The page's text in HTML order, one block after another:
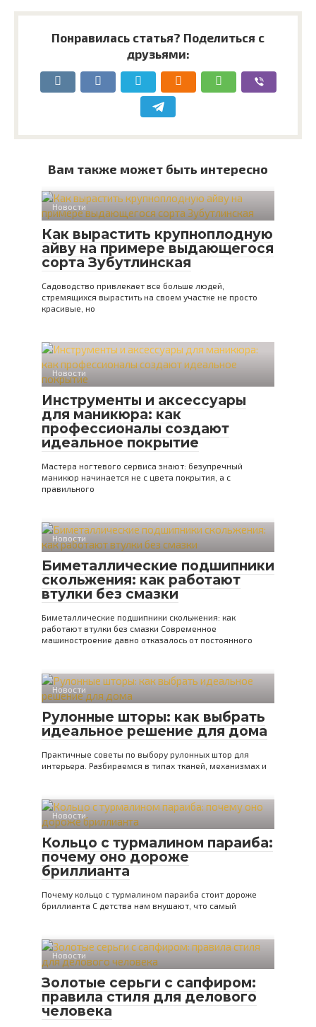
Понравилась статья? Поделиться с
друзьями:
Вам также может быть интересно
Новости
Как вырастить крупноплодную
айву на примере выдающегося
сорта Зубутлинская
Садоводство привлекает все больше людей,
стремящихся вырастить на своем участке не просто
красивые, но
Новости
Инструменты и аксессуары
для маникюра: как
профессионалы создают
идеальное покрытие
Мастера ногтевого сервиса знают: безупречный
маникюр начинается не с цвета покрытия, а с
правильного
Новости
Биметаллические подшипники
скольжения: как работают
втулки без смазки
Биметаллические подшипники скольжения: как
работают втулки без смазки Современное
машиностроение давно отказалось от постоянного
Новости
Рулонные шторы: как выбрать
идеальное решение для дома
Практичные советы по выбору рулонных штор для
интерьера. Разбираемся в типах тканей, механизмах и
Новости
Кольцо с турмалином параиба:
почему оно дороже
бриллианта
Почему кольцо с турмалином параиба стоит дороже
бриллианта С детства нам внушают, что самый
Новости
Золотые серьги с сапфиром:
правила стиля для делового
человека